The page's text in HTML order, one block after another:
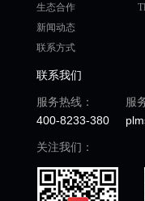
生态合作
新闻动态
联系方式
联系我们
服务热线：
400-8233-380
服
关注我们：